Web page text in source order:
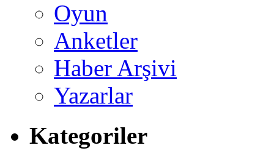
Oyun
Anketler
Haber Arşivi
Yazarlar
Kategoriler